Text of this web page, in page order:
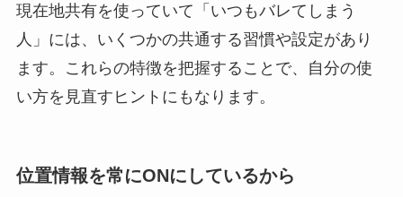
現在地共有を使っていて「いつもバレてしまう
人」には、いくつかの共通する習慣や設定があり
ます。これらの特徴を把握することで、自分の使
い方を見直すヒントにもなります。
位置情報を常にONにしているから